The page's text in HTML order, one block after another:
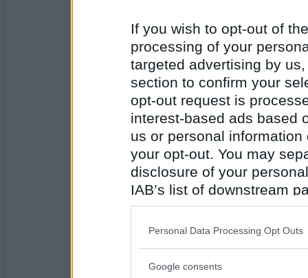
If you wish to opt-out of
processing of your
targeted advertising by
section to confirm your
opt-out request is
interest-based ads based
us or personal
your opt-out. You may
disclosure of your
IAB’s list of downstream
also be disclosed by us
Downstream Participants
Please note that this
Personal Data Processing Opt Outs
Google consents
3510
Fyf*siken alltså .. hemska dá
Antal inlägg:
16685
retar mig att Tindris har så mkr att
kom , så bjuder jag på lite expres
dig Imorn blir allt bättre
Kattor äro kräsna djur.